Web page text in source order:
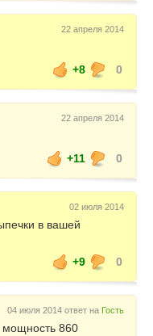
22 апреля 2014
+8
0
22 апреля 2014
+11
0
02 июля 2014
в вашей
+9
0
04 июля 2014 ответ на Гость
мощность 860